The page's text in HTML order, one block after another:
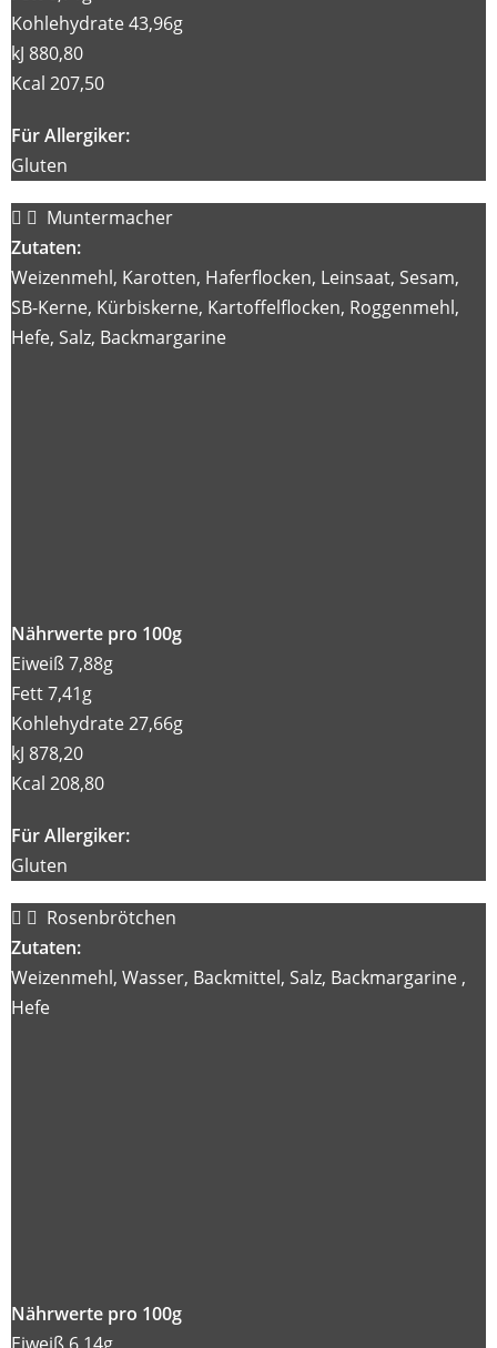
Kohlehydrate 43,96g
kJ 880,80
Kcal 207,50
Für Allergiker:
Gluten
Muntermacher
Zutaten:
Weizenmehl, Karotten, Haferflocken, Leinsaat, Sesam,
SB-Kerne, Kürbiskerne, Kartoffelflocken, Roggenmehl,
Hefe, Salz, Backmargarine
Nährwerte pro 100g
Eiweiß 7,88g
Fett 7,41g
Kohlehydrate 27,66g
kJ 878,20
Kcal 208,80
Für Allergiker:
Gluten
Rosenbrötchen
Zutaten:
Weizenmehl, Wasser, Backmittel, Salz, Backmargarine ,
Hefe
Nährwerte pro 100g